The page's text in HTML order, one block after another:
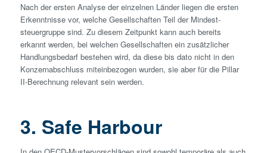
Nach der ersten Analyse der einzelnen Länder liegen die ersten
Erkenntnisse vor, welche Gesellschaften Teil der Mindest­
steuergruppe sind. Zu diesem Zeitpunkt kann auch bereits
erkannt werden, bei welchen Gesellschaften ein zusätzlicher
Handlungsbedarf bestehen wird, da diese bis dato nicht in den
Konzernabschluss miteinbezogen wurden, sie aber für die Pillar
II-Berechnung relevant sein werden.
3. Safe Harbour